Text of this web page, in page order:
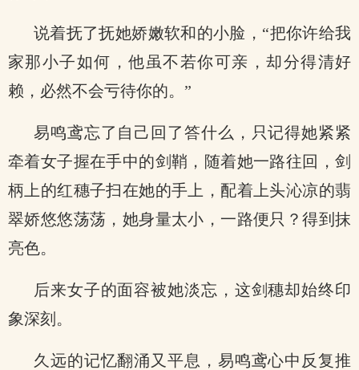
说着抚了抚她娇嫩软和的小脸，“把你许给我
家那小子如何，他虽不若你可亲，却分得清好
赖，必然不会亏待你的。”
易鸣鸢忘了自己回了答什么，只记得她紧紧
牵着女子握在手中的剑鞘，随着她一路往回，剑
柄上的红穗子扫在她的手上，配着上头沁凉的翡
翠娇悠悠荡荡，她身量太小，一路便只？得到抹
亮色。
后来女子的面容被她淡忘，这剑穗却始终印
象深刻。
久远的记忆翻涌又平息，易鸣鸢心中反复推